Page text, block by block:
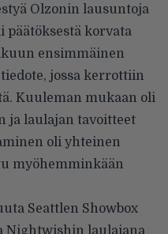
Olzonin lausuntoja
korvata
ensimmäinen
jossa kerrottiin
Kuuleman mukaan oli
ja laulajan tavoitteet
oli yhteinen
myöhemminkään
Seattlen Showbox
Nightwishin laulajana